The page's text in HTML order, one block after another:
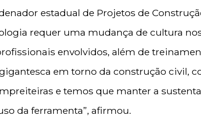
estadual de Projetos de
requer uma mudança de cultura
envolvidos, além de
em torno da construção civil,
e temos que manter a
da ferramenta”, afirmou.